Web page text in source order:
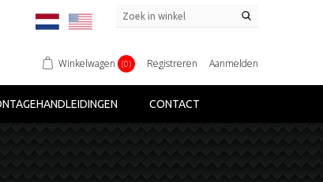
Winkelwagen (0) Registreren Aanmelden
CONTACT